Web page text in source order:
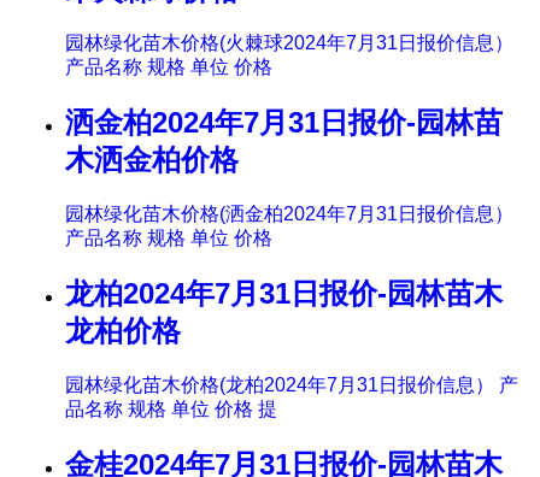
园林绿化苗木价格(火棘球2024年7月31日报价信息）
产品名称 规格 单位 价格
洒金柏2024年7月31日报价-园林苗
木洒金柏价格
园林绿化苗木价格(洒金柏2024年7月31日报价信息）
产品名称 规格 单位 价格
龙柏2024年7月31日报价-园林苗木
龙柏价格
园林绿化苗木价格(龙柏2024年7月31日报价信息） 产
品名称 规格 单位 价格 提
金桂2024年7月31日报价-园林苗木